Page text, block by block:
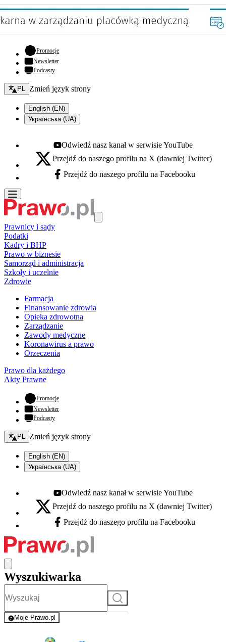
Promocje- otwiera się w nowej karcie
Newsletter
Podcasty
Zmień język - bieżący:
PL Zmień język strony
English (EN)
Українська (UA)
Youtube - otwiera się w nowej karcie
Odwiedź nasz kanał w serwisie YouTube
X - otwiera się w nowej karcie
Przejdź do naszego profilu na X (dawniej Twitter)
Facebook - otwiera się w nowej karcie
Przejdź do naszego profilu na Facebooku
Prawnicy i sądy
Podatki
Kadry i BHP
Prawo w biznesie
Samorząd i administracja
Szkoły i uczelnie
Zdrowie
Farmacja
Finansowanie zdrowia
Opieka zdrowotna
Zarządzanie
Zawody medyczne
Koronawirus a prawo
Orzeczenia
Prawo dla każdego
Akty Prawne
Promocje- otwiera się w nowej karcie
Newsletter
Podcasty
Zmień język - bieżący:
PL Zmień język strony
English (EN)
Українська (UA)
Youtube - otwiera się w nowej karcie
Odwiedź nasz kanał w serwisie YouTube
X - otwiera się w nowej karcie
Przejdź do naszego profilu na X (dawniej Twitter)
Facebook - otwiera się w nowej karcie
Przejdź do naszego profilu na Facebooku
Wyszukiwarka
Szukaj
Moje Prawo.pl
- rejestracja i logowanie do serwisu